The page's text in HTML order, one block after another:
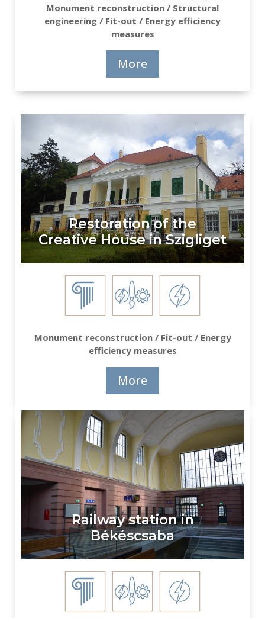
Monument reconstruction / Structural
engineering / Fit-out / Energy efficiency
measures
More
Restoration of the
Creative House in Szigliget
Monument reconstruction / Fit-out / Energy
efficiency measures
More
Railway station in
Békéscsaba